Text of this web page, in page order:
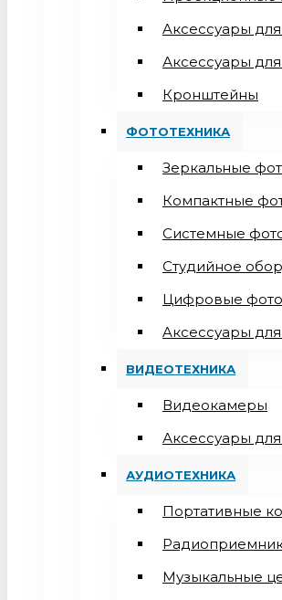
Aксессуары
Аксессуары
Кронштейны
ФОТОТЕХНИКА
Зеркальные
Компактные
Системные
Студийное
Цифровые
Aксессуары
ВИДЕОТЕХНИКА
Видеокамеры
Аксессуары
АУДИОТЕХНИКА
Портативные
Музыкальные